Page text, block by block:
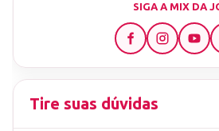
SIGA A MIX DA
Tire suas dúvidas